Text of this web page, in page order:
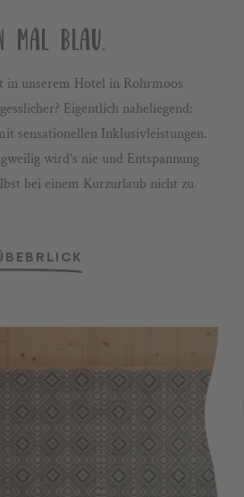
MAL BLAU.
in unserem Hotel in Rohrmoos
Eigentlich naheliegend:
sensationellen Inklusivleistungen.
wird’s nie und Entspannung
bei einem Kurzurlaub nicht zu